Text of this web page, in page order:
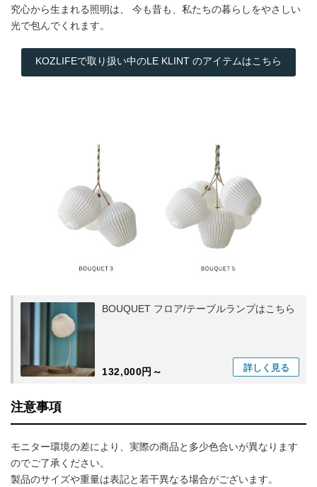
究心から生まれる照明は、 今も昔も、私たちの暮らしをやさしい
光で包んでくれます。
KOZLIFEで取り扱い中のLE KLINT のアイテムはこちら
BOUQUET フロア/テーブルランプはこちら
132,000円～ 詳しく 見る
注意事項
モニター環境の差により、実際の商品と多少色合いが異なります
のでご了承ください。
製品のサイズや重量は表記と若干異なる場合がございます。